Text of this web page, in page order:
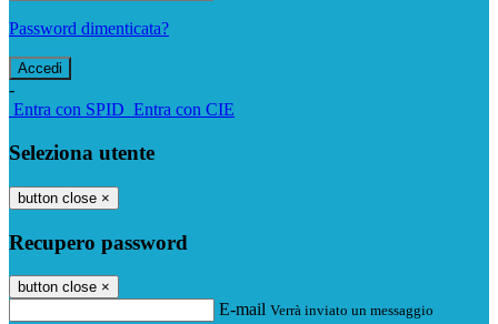
Password dimenticata?
-
Entra con SPID Entra con CIE
Seleziona utente
button close ×
Recupero password
button close ×
E-mail Verrà inviato un messaggio